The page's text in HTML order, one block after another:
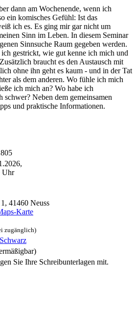
dann am Wochenende, wenn ich
ein komisches Gefühl: Ist das
ich es. Es ging mir gar nicht um
Sinn im Leben. In diesem Seminar
Sinnsuche Raum gegeben werden.
gestrickt, wie gut kenne ich mich und
braucht es den Austausch mit
ohne ihn geht es kaum - und in der Tat
als dem anderen. Wo fühle ich mich
ich mich an? Wo habe ich
schwer? Neben dem gemeinsamen
und praktische Informationen.
Uhr
41460 Neuss
Karte
zugänglich)
Sie Ihre Schreibunterlagen mit.